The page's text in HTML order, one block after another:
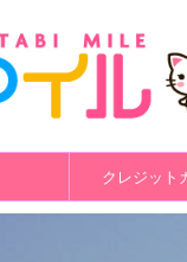
クレジット